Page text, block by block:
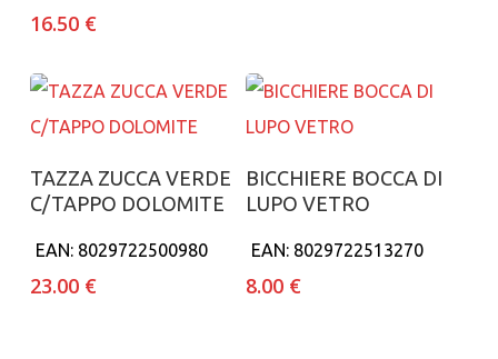
16.50 €
Aggiungi al carrello
TAZZA ZUCCA VERDE
C/TAPPO DOLOMITE
EAN: 8029722500980
23.00 €
Aggiungi al carrello
BICCHIERE BOCCA DI
LUPO VETRO
EAN: 8029722513270
8.00 €